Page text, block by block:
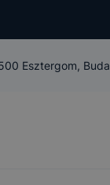
Esztergom,